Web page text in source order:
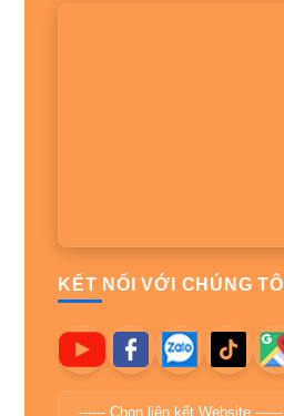
KẾT NỐI VỚI CHÚNG TÔI